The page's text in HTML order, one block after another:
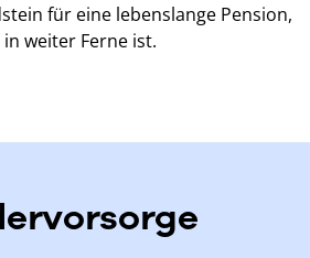
für eine lebenslange Pension,
weiter Ferne ist.